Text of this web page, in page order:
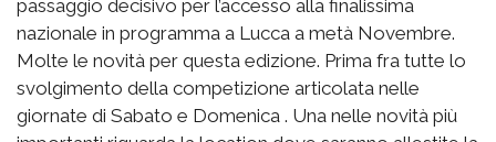
passaggio decisivo per l’accesso alla finalissima
nazionale in programma a Lucca a metà Novembre.
Molte le novità per questa edizione. Prima fra tutte lo
svolgimento della competizione articolata nelle
giornate di Sabato e Domenica . Una nelle novità più